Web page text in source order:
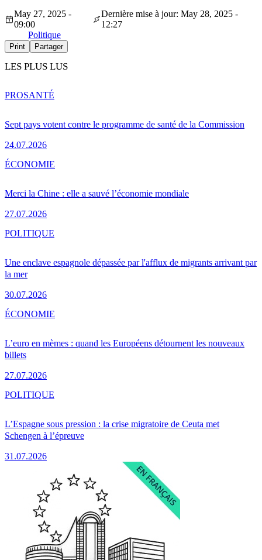
May 27, 2025 -
09:00
Dernière mise à jour: May 28, 2025 -
12:27
Politique
Print Partager
LES PLUS LUS
Sept pays votent contre le programme de santé de la Commission
24.07.2026
PROSANTÉ
Merci la Chine : elle a sauvé l’économie mondiale
27.07.2026
ÉCONOMIE
Une enclave espagnole dépassée par l'afflux de migrants arrivant par
la mer
30.07.2026
POLITIQUE
L’euro en mèmes : quand les Européens détournent les nouveaux
billets
27.07.2026
ÉCONOMIE
L’Espagne sous pression : la crise migratoire de Ceuta met
Schengen à l’épreuve
31.07.2026
POLITIQUE